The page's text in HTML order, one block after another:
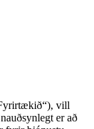
vill
er að